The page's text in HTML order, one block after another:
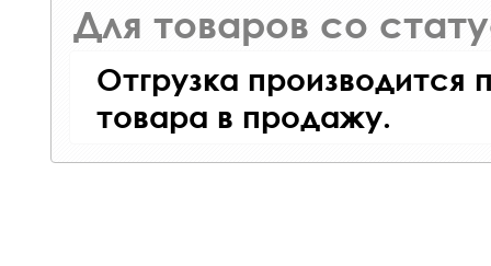
Для товаров со
Отгрузка производится
товара в продажу.